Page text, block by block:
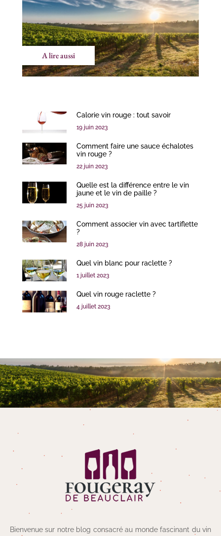
A lire aussi
Calorie vin rouge : tout savoir
19 juin 2023
Comment faire une sauce échalotes
vin rouge ?
22 juin 2023
Quelle est la différence entre le vin
jaune et le vin de paille ?
25 juin 2023
Comment associer vin avec tartiflette
?
28 juin 2023
Quel vin blanc pour raclette ?
1 juillet 2023
Quel vin rouge raclette ?
4 juillet 2023
Bienvenue sur notre blog consacré au monde fascinant du vin